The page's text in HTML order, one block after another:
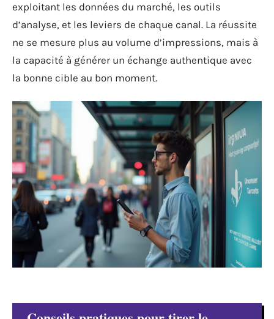
exploitant les données du marché, les outils
d’analyse, et les leviers de chaque canal. La réussite
ne se mesure plus au volume d’impressions, mais à
la capacité à générer un échange authentique avec
la bonne cible au bon moment.